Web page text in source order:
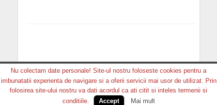
Copyright © 2026. MEDIA GRUP PRODUCTION. Toate
drepturile rezervate.
Nu colectam date personale! Site-ul nostru foloseste cookies pentru a
imbunatatii experienta de navigare si a oferii servicii mai usor de utilizat. Prin
folosirea site-ului nostru va dati acordul ca ati citit si inteles termenii si
conditiile.
Accept Mai mult